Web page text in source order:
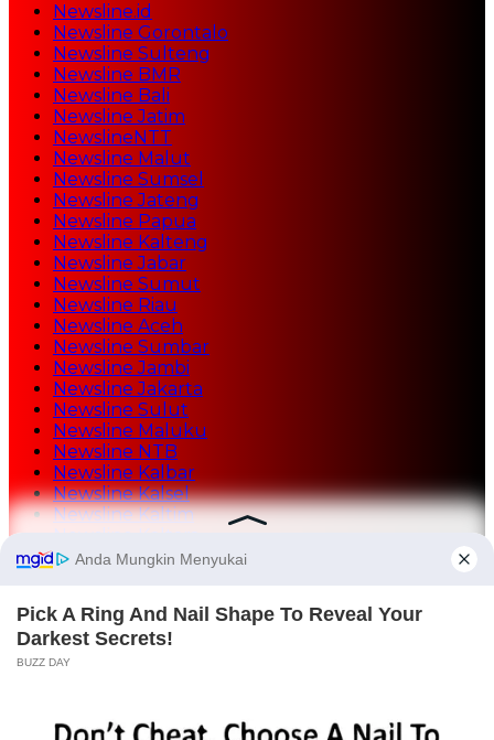
Newsline.id
Newsline Gorontalo
Newsline Sulteng
Newsline BMR
Newsline Bali
Newsline Jatim
NewslineNTT
Newsline Malut
Newsline Sumsel
Newsline Jateng
Newsline Papua
Newsline Kalteng
Newsline Jabar
Newsline Sumut
Newsline Riau
Newsline Aceh
Newsline Sumbar
Newsline Jambi
Newsline Jakarta
Newsline Sulut
Newsline Maluku
Newsline NTB
Newsline Kalbar
Newsline Kalsel
Newsline Kaltim
Newsline Tekno
Home
Redaksi
Lowongan Wartawan